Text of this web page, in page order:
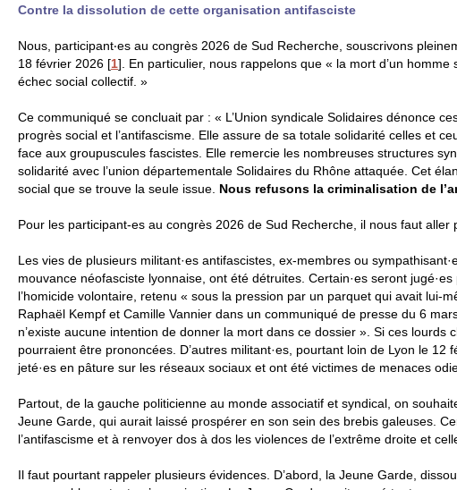
Contre la dissolution de cette organisation antifasciste
Nous, participant‧es au congrès 2026 de Sud Recherche, souscrivons
18 février 2026 [1] . En particulier, nous rappelons que « la mort d’un
échec social collectif. »
Ce communiqué se concluait par : « L’Union syndicale Solidaires dénonce
progrès social et l’antifascisme. Elle assure de sa totale solidarité celles et
face aux groupuscules fascistes. Elle remercie les nombreuses structures
solidarité avec l’union départementale Solidaires du Rhône attaquée. Cet
social que se trouve la seule issue. Nous refusons la criminalisation de
Pour les participant-es au congrès 2026 de Sud Recherche, il nous faut aller
Les vies de plusieurs militant·es antifascistes, ex-membres ou sympathisant·
mouvance néofasciste lyonnaise, ont été détruites. Certain·es seront jugé·es
l’homicide volontaire, retenu « sous la pression par un parquet qui avait lui-
Raphaël Kempf et Camille Vannier dans un communiqué de presse du 6
n’existe aucune intention de donner la mort dans ce dossier ». Si ces lourds
pourraient être prononcées. D’autres militant·es, pourtant loin de Lyon le 12
jeté·es en pâture sur les réseaux sociaux et ont été victimes de menaces
Partout, de la gauche politicienne au monde associatif et syndical, on
Jeune Garde, qui aurait laissé prospérer en son sein des brebis galeuses.
l’antifascisme et à renvoyer dos à dos les violences de l’extrême droite et
Il faut pourtant rappeler plusieurs évidences. D’abord, la Jeune Garde,